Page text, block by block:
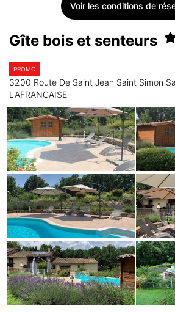
Voir les conditions de
Gîte bois et senteurs
PROMO
3200 Route De Saint Jean Saint Simon
LAFRANCAISE